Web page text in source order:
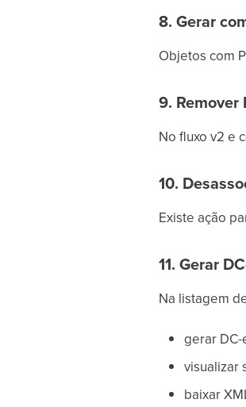
8. Gerar
Objetos com
9. Remover
No fluxo v2 e
10.
Existe ação
11. Gerar
Na listagem
gerar DC-
visualizar
baixar